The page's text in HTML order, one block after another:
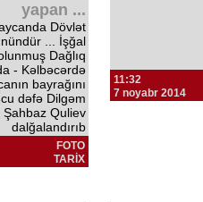
yapan ...
Dövlət
... İşğal
Dağlıq
- Kəlbəcərdə
bayrağını
dəfə Dilgəm
Quliev
dalğalandırıb
FOTO
TARİX
11:32
7 noyabr 2014